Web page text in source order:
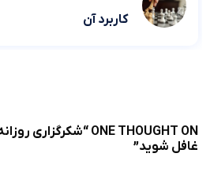
کاربرد آن
ONE THOUGHT ON “
غافل شوید”